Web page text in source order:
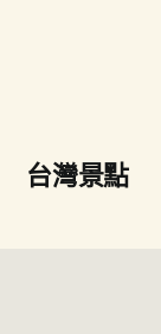
台灣景點